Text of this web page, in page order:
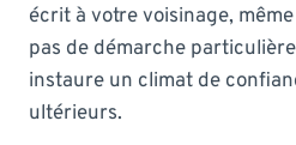
écrit à votre voisinage,
pas de démarche
instaure un climat de
ultérieurs.